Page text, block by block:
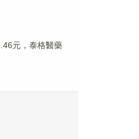
元，泰格醫藥